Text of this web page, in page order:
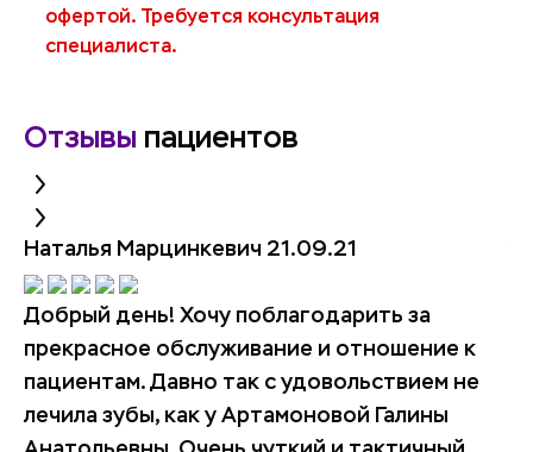
офертой. Требуется консультация
специалиста.
Отзывы пациентов
Наталья Марцинкевич 21.09.21
Добрый день! Хочу поблагодарить за
прекрасное обслуживание и отношение к
пациентам. Давно так с удовольствием не
лечила зубы, как у Артамоновой Галины